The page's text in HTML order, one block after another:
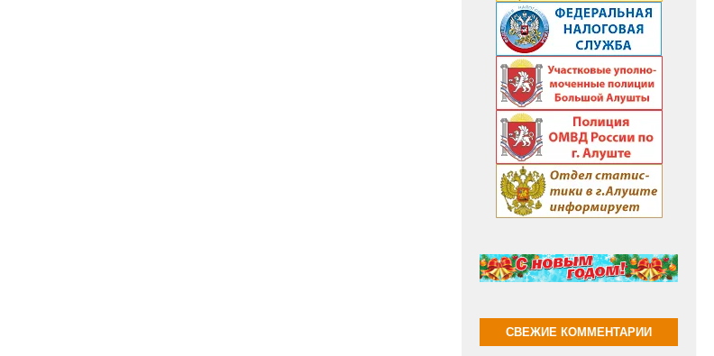
СВЕЖИЕ КОММЕНТАРИИ